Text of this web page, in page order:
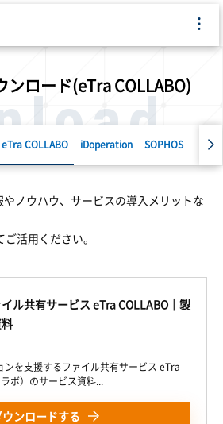
ンロード(eTra COLLABO)
eTra COLLABO iDoperation SOPHOS
やノウハウ、サービスの導入メリットな
活用ください。
イル共有サービス eTra COLLABO｜製
料
ンを支援するファイル共有サービス eTra
ボ）のサービス資料...
ウンロードする